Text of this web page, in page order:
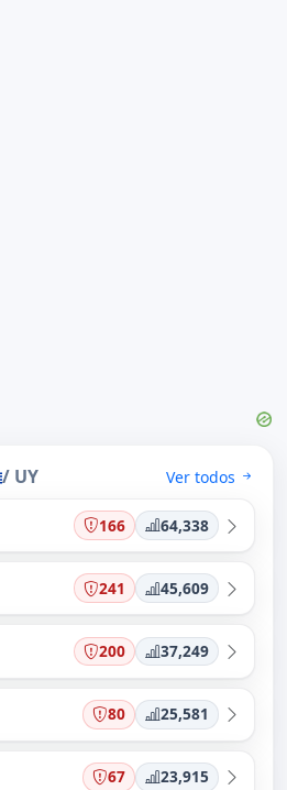
/ UY Ver todos
166 64,338
241 45,609
200 37,249
80 25,581
67 23,915